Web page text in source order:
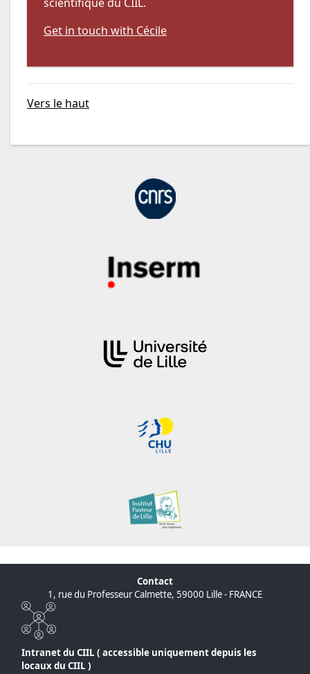
scientifique du CIIL.
Get in touch with Cécile
Vers le haut
Contact
1, rue du Professeur Calmette, 59000 Lille - FRANCE
Intranet du CIIL ( accessible uniquement depuis les
locaux du CIIL )